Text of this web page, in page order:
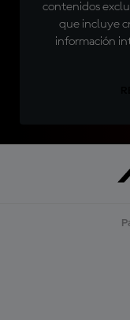
contenidos
que incluye
información